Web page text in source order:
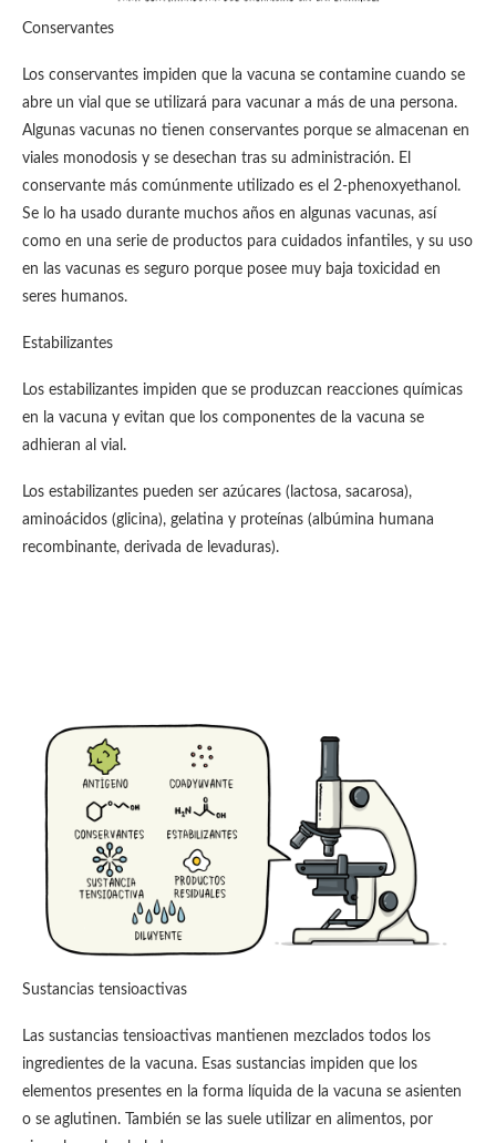
Conservantes
Los conservantes impiden que la vacuna se contamine cuando se
abre un vial que se utilizará para vacunar a más de una persona.
Algunas vacunas no tienen conservantes porque se almacenan en
viales monodosis y se desechan tras su administración. El
conservante más comúnmente utilizado es el 2-phenoxyethanol.
Se lo ha usado durante muchos años en algunas vacunas, así
como en una serie de productos para cuidados infantiles, y su uso
en las vacunas es seguro porque posee muy baja toxicidad en
seres humanos.
Estabilizantes
Los estabilizantes impiden que se produzcan reacciones químicas
en la vacuna y evitan que los componentes de la vacuna se
adhieran al vial.
Los estabilizantes pueden ser azúcares (lactosa, sacarosa),
aminoácidos (glicina), gelatina y proteínas (albúmina humana
recombinante, derivada de levaduras).
Sustancias tensioactivas
Las sustancias tensioactivas mantienen mezclados todos los
ingredientes de la vacuna. Esas sustancias impiden que los
elementos presentes en la forma líquida de la vacuna se asienten
o se aglutinen. También se las suele utilizar en alimentos, por